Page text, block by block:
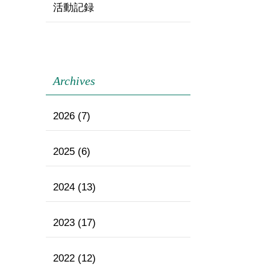
活動記録
Archives
2026 (7)
2025 (6)
2024 (13)
2023 (17)
2022 (12)